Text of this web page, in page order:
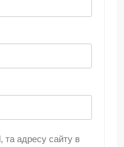
та адресу сайту в